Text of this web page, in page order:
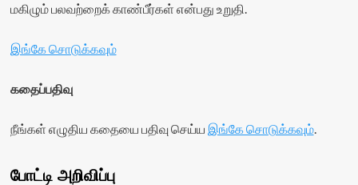
மகிழும் பலவற்றைக் காண்பீர்கள் என்பது உறுதி.
இங்கே சொடுக்கவும்
கதைப்பதிவு
நீங்கள் எழுதிய கதையை பதிவு செய்ய இங்கே சொடுக்கவும்.
போட்டி அறிவிப்பு